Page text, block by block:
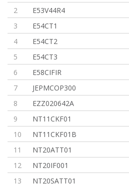
2
E53V44R4
3
E54CT1
4
E54CT2
5
E54CT3
6
E58CIFIR
7
JEPMCOP300
8
EZZ020642A
9
NT11CKF01
10
NT11CKF01B
11
NT20ATT01
12
NT20IF001
13
NT20SATT01